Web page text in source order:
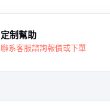
定制幫助
聯系客服諮詢報價或下單